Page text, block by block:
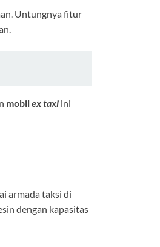
Untungnya fitur
mobilex taxi ini
armada taksi di
dengan kapasitas